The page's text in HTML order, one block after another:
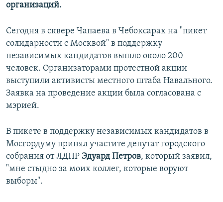
организаций.
Сегодня в сквере Чапаева в Чебоксарах на "пикет
солидарности с Москвой" в поддержку
независимых кандидатов вышло около 200
человек. Организаторами протестной акции
выступили активисты местного штаба Навального.
Заявка на проведение акции была согласована с
мэрией.
В пикете в поддержку независимых кандидатов в
Мосгордуму принял участите депутат городского
собрания от ЛДПР Эдуард Петров, который заявил,
"мне стыдно за моих коллег, которые воруют
выборы".